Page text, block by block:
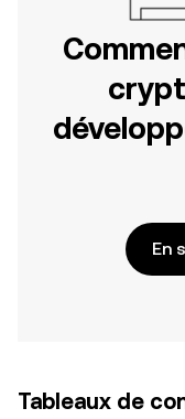
En
Tableaux de